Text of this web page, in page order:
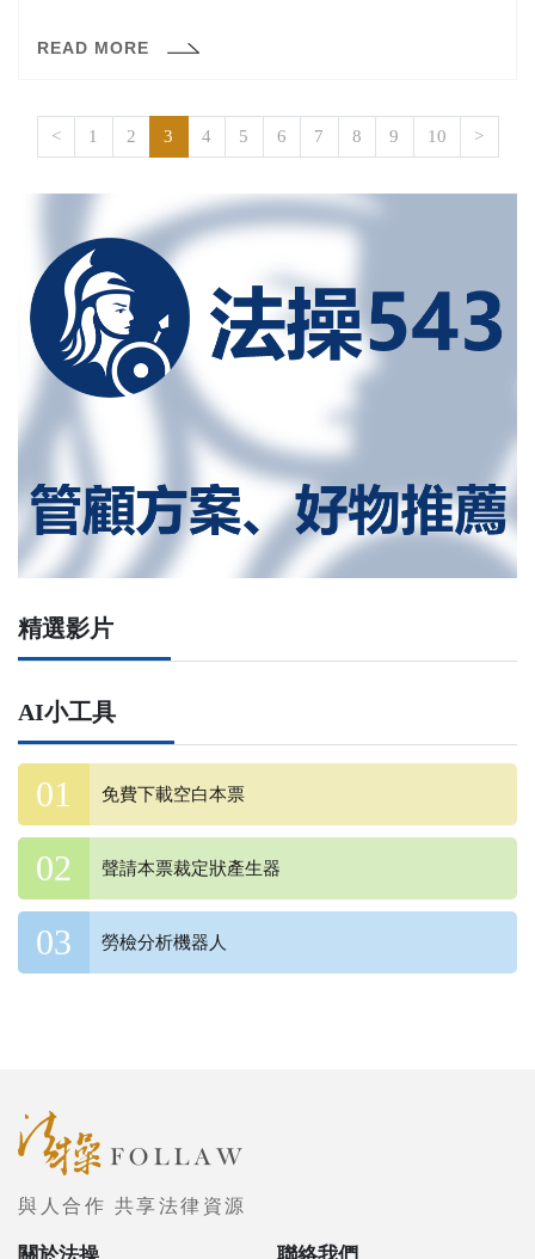
READ MORE
< 1 2 3 4 5 6 7 8 9 10 >
精選影片
AI小工具
免費下載空白本票
聲請本票裁定狀產生器
勞檢分析機器人
與人合作 共享法律資源